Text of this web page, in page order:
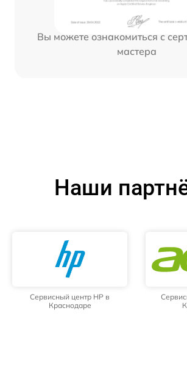
Вы можете ознакомиться с
мастера
Наши
Сервисный центр HP в
Краснодаре